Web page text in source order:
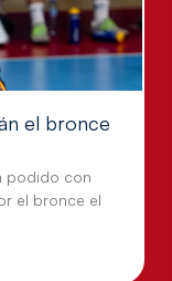
el bronce
podido con
el bronce el